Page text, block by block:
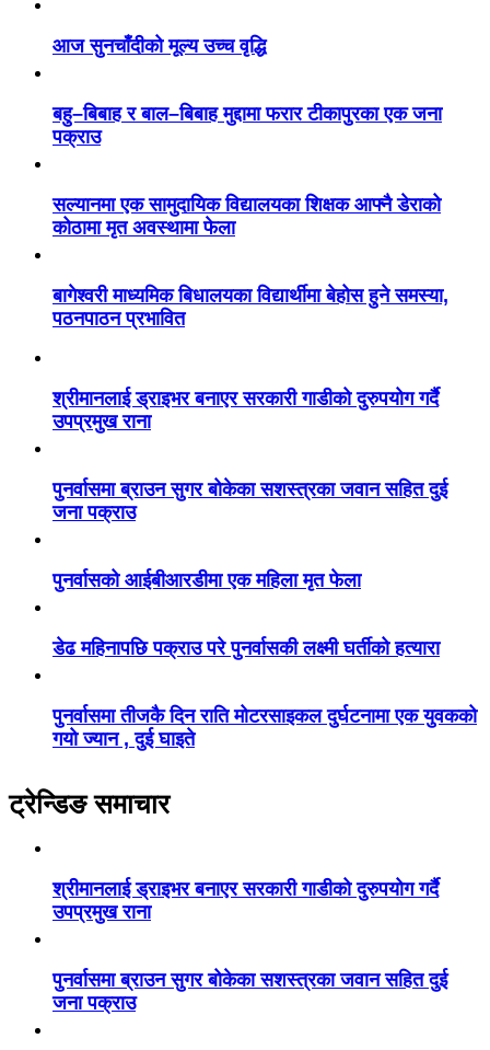
आज सुनचाँदीको मूल्य उच्च वृद्धि
बहु–बिबाह र बाल–बिबाह मुद्दामा फरार टीकापुरका एक जना
पक्राउ
सल्यानमा एक सामुदायिक विद्यालयका शिक्षक आफ्नै डेराको
कोठामा मृत अवस्थामा फेला
बागेश्वरी माध्यमिक बिधालयका विद्यार्थीमा बेहोस हुने समस्या,
पठनपाठन प्रभावित
श्रीमानलाई ड्राइभर बनाएर सरकारी गाडीको दुरुपयोग गर्दै
उपप्रमुख राना
पुनर्वासमा ब्राउन सुगर बोकेका सशस्त्रका जवान सहित दुई
जना पक्राउ
पुनर्वासको आईबीआरडीमा एक महिला मृत फेला
डेढ महिनापछि पक्राउ परे पुनर्वासकी लक्ष्मी घर्तीको हत्यारा
पुनर्वासमा तीजकै दिन राति मोटरसाइकल दुर्घटनामा एक युवकको
गयो ज्यान , दुई घाइते
ट्रेन्डिङ समाचार
श्रीमानलाई ड्राइभर बनाएर सरकारी गाडीको दुरुपयोग गर्दै
उपप्रमुख राना
पुनर्वासमा ब्राउन सुगर बोकेका सशस्त्रका जवान सहित दुई
जना पक्राउ